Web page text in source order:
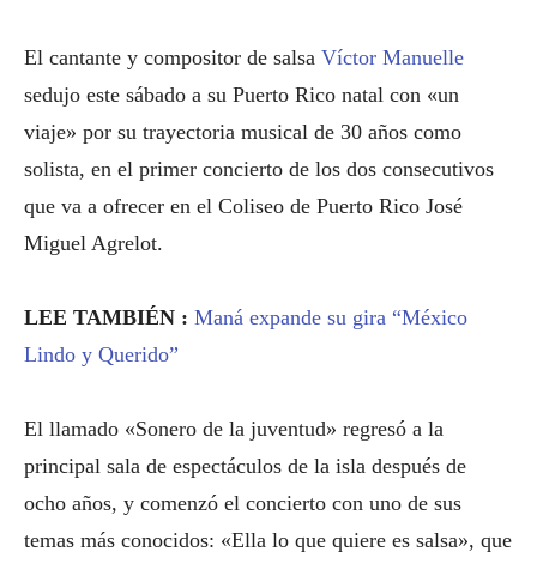
El cantante y compositor de salsa Víctor Manuelle
sedujo este sábado a su Puerto Rico natal con «un
viaje» por su trayectoria musical de 30 años como
solista, en el primer concierto de los dos consecutivos
que va a ofrecer en el Coliseo de Puerto Rico José
Miguel Agrelot.
LEE TAMBIÉN : Maná expande su gira “México
Lindo y Querido”
El llamado «Sonero de la juventud» regresó a la
principal sala de espectáculos de la isla después de
ocho años, y comenzó el concierto con uno de sus
temas más conocidos: «Ella lo que quiere es salsa», que